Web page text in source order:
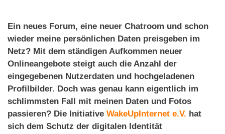
Ein neues Forum, eine neuer Chatroom und schon
wieder meine persönlichen Daten preisgeben im
Netz? Mit dem ständigen Aufkommen neuer
Onlineangebote steigt auch die Anzahl der
eingegebenen Nutzerdaten und hochgeladenen
Profilbilder. Doch was genau kann eigentlich im
schlimmsten Fall mit meinen Daten und Fotos
passieren? Die Initiative WakeUpInternet e.V. hat
sich dem Schutz der digitalen Identität